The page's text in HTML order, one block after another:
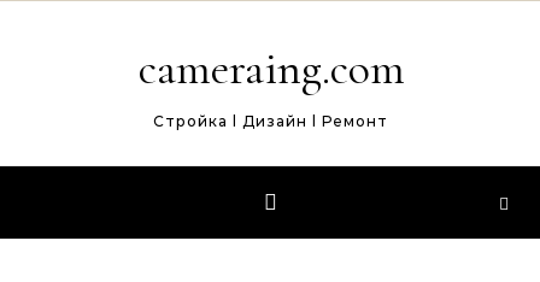
cameraing.com
Стройка l Дизайн l Ремонт